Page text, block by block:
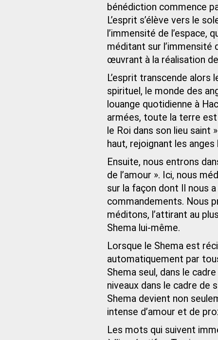
bénédiction commence
L’esprit s’élève vers le
l’immensité de l’espace,
méditant sur
œuvrant à la réalisation
L’esprit transcende
spirituel, le monde des
louange quotidienne à
armées, toute la terre est
le Roi dans son lieu saint
haut, rejoignant les
Ensuite, nous entrons
de l’amour ». Ici, nous
sur la façon dont Il nous
commandements. Nous
méditons, l’attirant au
Shema lui-même.
Lorsque le Shema est
automatiquement par
Shema seul, dans le
niveaux dans le cadre de
Shema devient non
intense d’amour et de
Les mots qui suivent